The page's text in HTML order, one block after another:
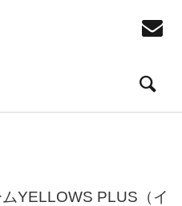
YELLOWS PLUS（イ